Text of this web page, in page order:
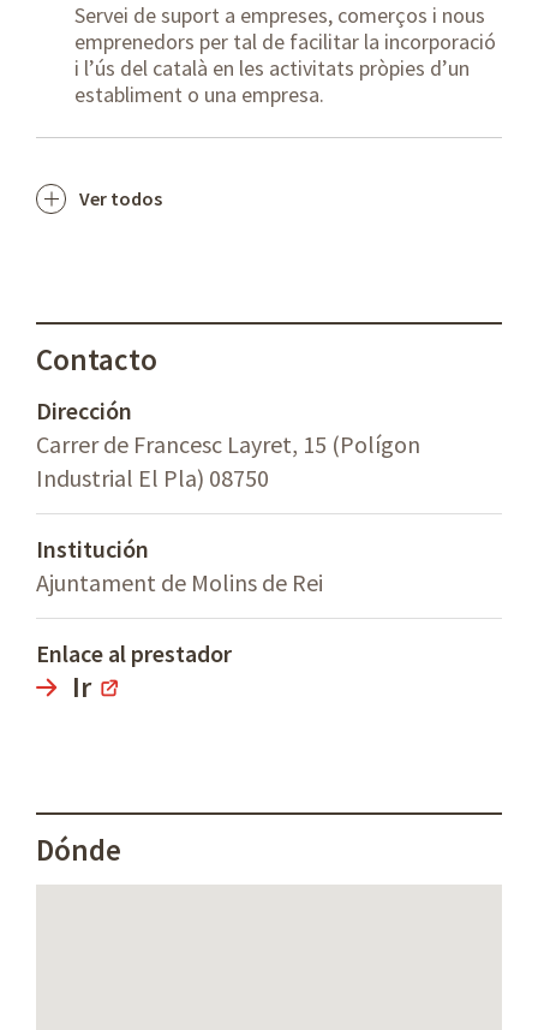
Servei de suport a empreses, comerços i nous
emprenedors per tal de facilitar la incorporació
i l’ús del català en les activitats pròpies d’un
establiment o una empresa.
Ver todos
Contacto
Dirección
Carrer de Francesc Layret, 15 (Polígon
Industrial El Pla) 08750
Institución
Ajuntament de Molins de Rei
Enlace al prestador
Ir
Dónde